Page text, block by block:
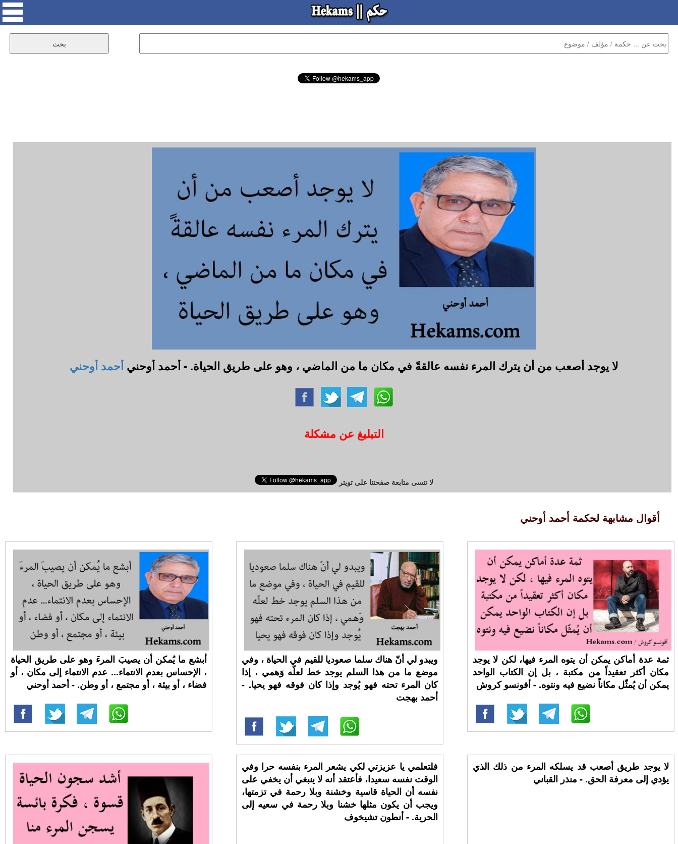
لا يوجد أصعب من أن يترك المرء نفسه عالقةً في مكان ما من الماضي ، وهو على طريق الحياة. - أحمد أوحنيأحمد أوحني
التبليغ عن مشكلة
لا تنسى متابعة صفحتنا على تويتر
أقوال مشابهة لحكمة أحمد أوحني
أبشع ما يُمكن أن يصيبَ المرءَ وهو على طريق الحياة
، الإحساس بعدم الانتماء... عدم الانتماء إلى مكان ، أو
فضاء ، أو بيئة ، أو مجتمع ، أو وطن. - أحمد أوحني
ويبدو لي أنّ هناك سلما صعوديا للقيم في الحياة ، وفي
موضع ما من هذا السلم يوجد خط لعلّه وَهمي ، إذا
كان المرء تحته فهو يُوجد وإذا كان فوقه فهو يحيا. -
أحمد بهجت
ثمة عدة أماكن يمكن أن يتوه المرء فيها، لكن لا يوجد
مكان أكثر تعقيداً من مكتبة ، بل إن الكتاب الواحد
يمكن أن يُمثّل مكاناً نضيع فيه ونتوه. - أفونسو كروش
فلتعلمي يا عزيزتي لكي يشعر المرء بنفسه حرا وفي
الوقت نفسه سعيدا، فأعتقد أنه لا ينبغي أن يخفي على
نفسه أن الحياة قاسية وخشنة وبلا رحمة في تزمتها،
ويجب أن يكون مثلها خشنا وبلا رحمة في سعيه إلى
الحرية. - أنطون تشيخوف
لا يوجد طريق أصعب قد يسلكه المرء من ذلك الذي
يؤدي إلى معرفة الحق. - منذر القباني